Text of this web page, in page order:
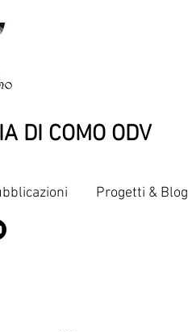
DI COMO ODV
Progetti & Blog